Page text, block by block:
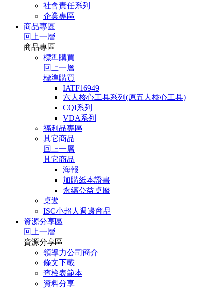
社會責任系列
企業專區
商品專區
回上一層
商品專區
標準購買
回上一層
標準購買
IATF16949
六大核心工具系列(原五大核心工具)
CQI系列
VDA系列
福利品專區
其它商品
回上一層
其它商品
海報
加購紙本證書
永續公益桌曆
桌遊
ISO小超人週邊商品
資源分享區
回上一層
資源分享區
領導力公司簡介
條文下載
查檢表範本
資料分享